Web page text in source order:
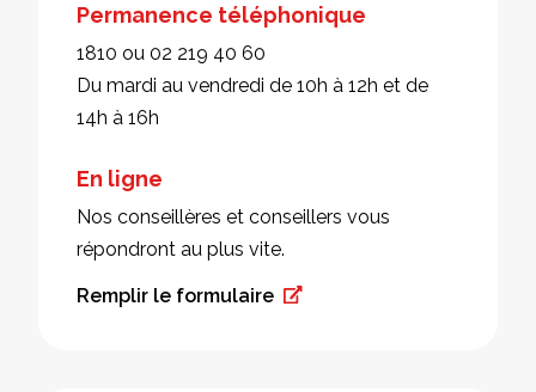
Permanence téléphonique
1810 ou 02 219 40 60
Du mardi au vendredi de 10h à 12h et de
14h à 16h
En ligne
Nos conseillères et conseillers vous
répondront au plus vite.
Remplir le formulaire